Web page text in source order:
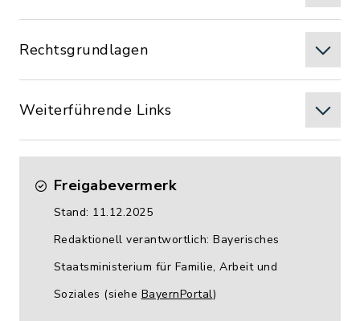
Rechtsgrundlagen
Weiterführende Links
Freigabevermerk
Stand: 11.12.2025
Redaktionell verantwortlich: Bayerisches
Staatsministerium für Familie, Arbeit und
Soziales (siehe BayernPortal)